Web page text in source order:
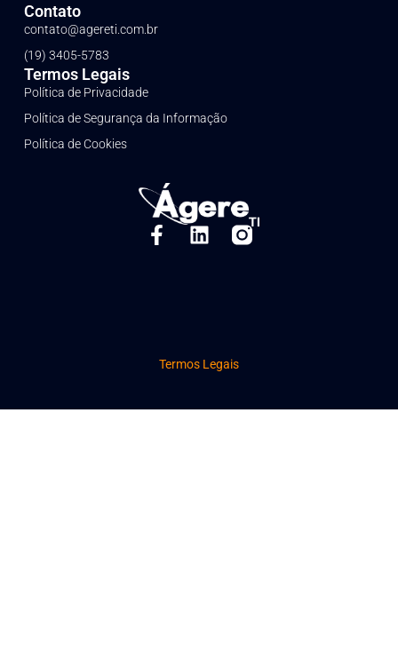
Contato
contato@agereti.com.br
(19) 3405-5783
Termos Legais
Política de Privacidade
Política de Segurança da Informação
Política de Cookies
Termos Legais